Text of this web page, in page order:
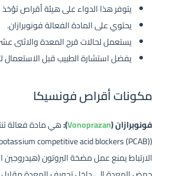
يتوفر هذا الدواء على هيئة أقراص تؤخذ
يحتوي على المادة الفعالة فونوبرازان.
يستعمل لحالات قرح المعدة والاثنى
يفضل استشارة الطبيب قبل الاستعمال
مكونات أقراص فونسيكا
فونوبرازان (Vonoprazan
):هي مادة فعالة